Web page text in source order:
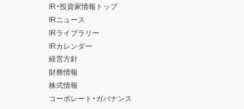
IR・投資家情報トップ
IRニュース
IRライブラリー
IRカレンダー
経営方針
財務情報
株式情報
コーポレート・ガバナンス